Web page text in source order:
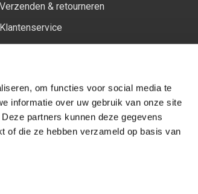
om functies voor social media te
informatie over uw gebruik van onze site
partners kunnen deze gegevens
of die ze hebben verzameld op basis van
Verzenden & retourneren
Klantenservice
Instagram